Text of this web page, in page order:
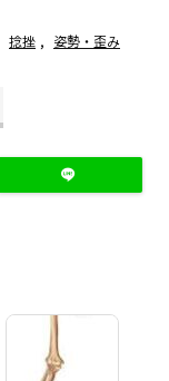
捻挫 , 姿勢・歪み